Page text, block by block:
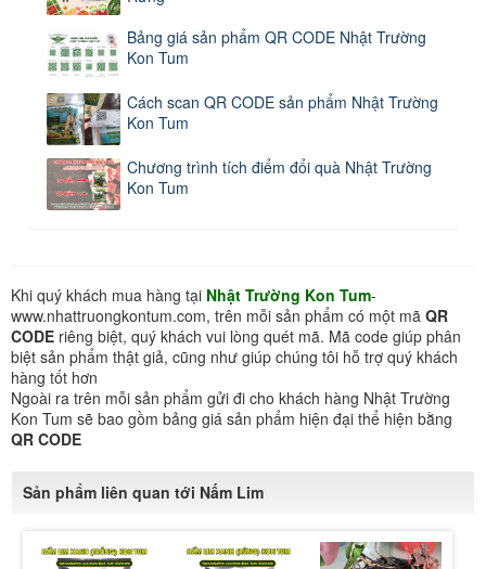
Bảng giá sản phẩm QR CODE Nhật Trường
Kon Tum
Cách scan QR CODE sản phẩm Nhật Trường
Kon Tum
Chương trình tích điểm đổi quà Nhật Trường
Kon Tum
Khi quý khách mua hàng tại Nhật Trường Kon Tum-
www.nhattruongkontum.com, trên mỗi sản phẩm có một mã QR
CODE riêng biệt, quý khách vui lòng quét mã. Mã code giúp phân
biệt sản phẩm thật giả, cũng như giúp chúng tôi hỗ trợ quý khách
hàng tốt hơn
Ngoài ra trên mỗi sản phẩm gửi đi cho khách hàng Nhật Trường
Kon Tum sẽ bao gồm bảng giá sản phẩm hiện đại thể hiện bằng
QR CODE
Sản phẩm liên quan tới Nấm Lim